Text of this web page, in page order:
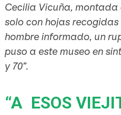
Cecilia Vicuña,
solo con hojas recogidas
hombre informado, un
puso a este museo en
y 70”.
“A ESOS